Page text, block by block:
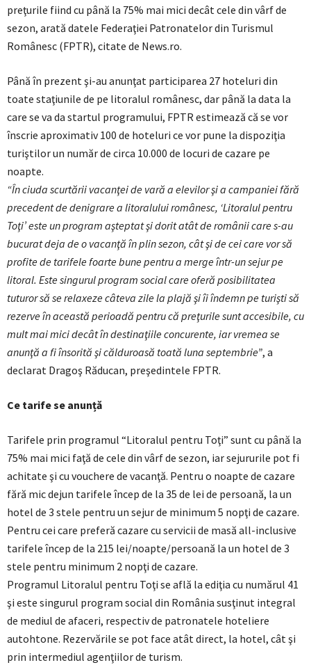
preţurile fiind cu până la 75% mai mici decât cele din vârf de
sezon, arată datele Federaţiei Patronatelor din Turismul
Românesc (FPTR), citate de News.ro.
Până în prezent şi-au anunţat participarea 27 hoteluri din
toate staţiunile de pe litoralul românesc, dar până la data la
care se va da startul programului, FPTR estimează că se vor
înscrie aproximativ 100 de hoteluri ce vor pune la dispoziţia
turiştilor un număr de circa 10.000 de locuri de cazare pe
noapte.
“În ciuda scurtării vacanţei de vară a elevilor şi a campaniei fără
precedent de denigrare a litoralului românesc, ‘Litoralul pentru
Toţi’ este un program aşteptat şi dorit atât de românii care s-au
bucurat deja de o vacanţă în plin sezon, cât şi de cei care vor să
profite de tarifele foarte bune pentru a merge într-un sejur pe
litoral. Este singurul program social care oferă posibilitatea
tuturor să se relaxeze câteva zile la plajă şi îi îndemn pe turişti să
rezerve în această perioadă pentru că preţurile sunt accesibile, cu
mult mai mici decât în destinaţiile concurente, iar vremea se
anunţă a fi însorită şi călduroasă toată luna septembrie”, a
declarat Dragoş Răducan, preşedintele FPTR.
Ce tarife se anunță
Tarifele prin programul “Litoralul pentru Toţi” sunt cu până la
75% mai mici faţă de cele din vârf de sezon, iar sejururile pot fi
achitate şi cu vouchere de vacanţă. Pentru o noapte de cazare
fără mic dejun tarifele încep de la 35 de lei de persoană, la un
hotel de 3 stele pentru un sejur de minimum 5 nopţi de cazare.
Pentru cei care preferă cazare cu servicii de masă all-inclusive
tarifele încep de la 215 lei/noapte/persoană la un hotel de 3
stele pentru minimum 2 nopţi de cazare.
Programul Litoralul pentru Toţi se află la ediţia cu numărul 41
şi este singurul program social din România susţinut integral
de mediul de afaceri, respectiv de patronatele hoteliere
autohtone. Rezervările se pot face atât direct, la hotel, cât şi
prin intermediul agenţiilor de turism.